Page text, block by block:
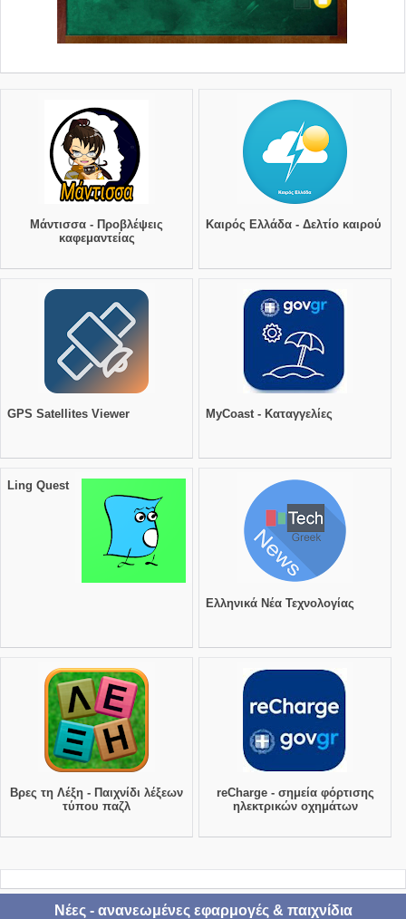
Μάντισσα - Προβλέψεις
καφεμαντείας
Καιρός Ελλάδα - Δελτίο καιρού
GPS Satellites Viewer MyCoast - Καταγγελίες
Ling Quest
Ελληνικά Νέα Τεχνολογίας
Βρες τη Λέξη - Παιχνίδι λέξεων
τύπου παζλ
reCharge - σημεία φόρτισης
ηλεκτρικών οχημάτων
Νέες - ανανεωμένες εφαρμογές & παιχνίδια